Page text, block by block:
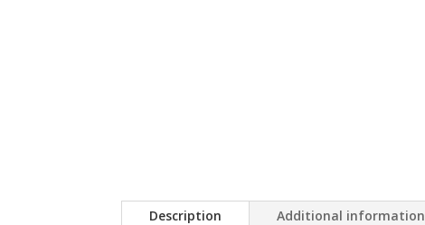
Description Additional information